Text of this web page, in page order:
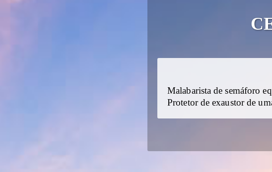
Malabarista de semáforo
Protetor de exaustor de